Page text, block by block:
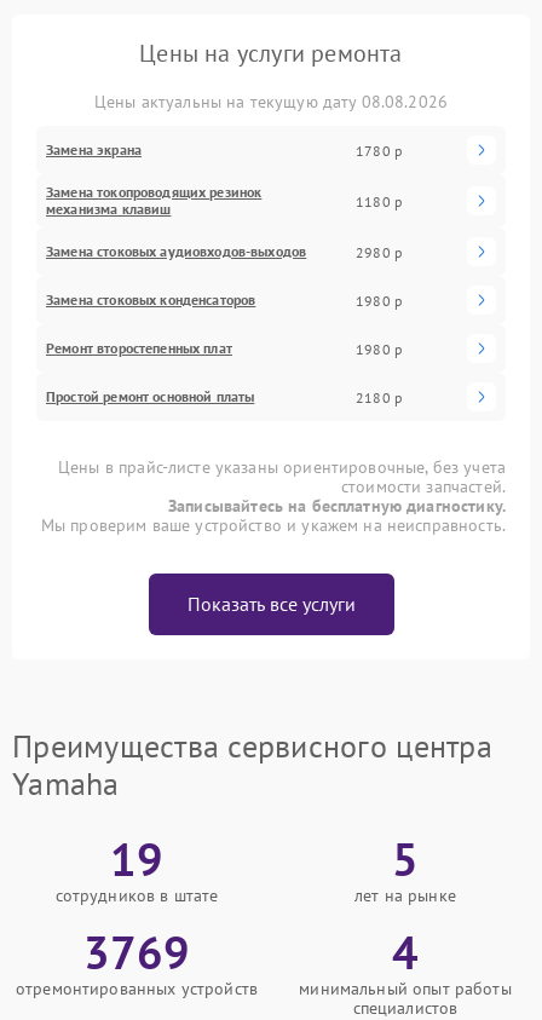
Цены на услуги ремонта
Цены актуальны на текущую дату 08.08.2026
Замена экрана 1780 р
Замена токопроводящих резинок
механизма клавиш
1180 р
Замена стоковых аудиовходов-выходов 2980 р
Замена стоковых конденсаторов 1980 р
Ремонт второстепенных плат 1980 р
Простой ремонт основной платы 2180 р
Цены в прайс-листе указаны ориентировочные, без учета
стоимости запчастей.
Записывайтесь на бесплатную диагностику.
Мы проверим ваше устройство и укажем на неисправность.
Показать все услуги
Преимущества сервисного центра
Yamaha
19
сотрудников в штате
5
лет на рынке
3769
отремонтированных устройств
4
минимальный опыт работы
специалистов